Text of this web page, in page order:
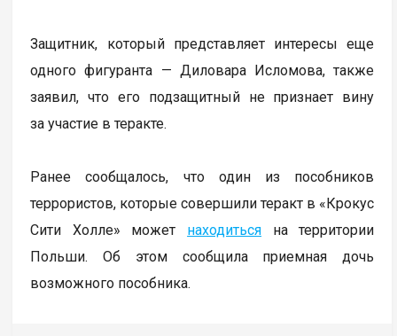
Защитник, который представляет интересы еще
одного фигуранта — Диловара Исломова, также
заявил, что его подзащитный не признает вину
за участие в теракте.
Ранее сообщалось, что один из пособников
террористов, которые совершили теракт в «Крокус
Сити Холле» может находиться на территории
Польши. Об этом сообщила приемная дочь
возможного пособника.